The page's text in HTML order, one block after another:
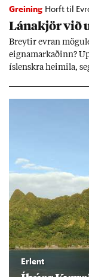
Greining Horft til
Lána­kjör við
Breyt­ir evr­an
eigna­mark­að­inn?
ís­lenskra heim­ila,
Erlent